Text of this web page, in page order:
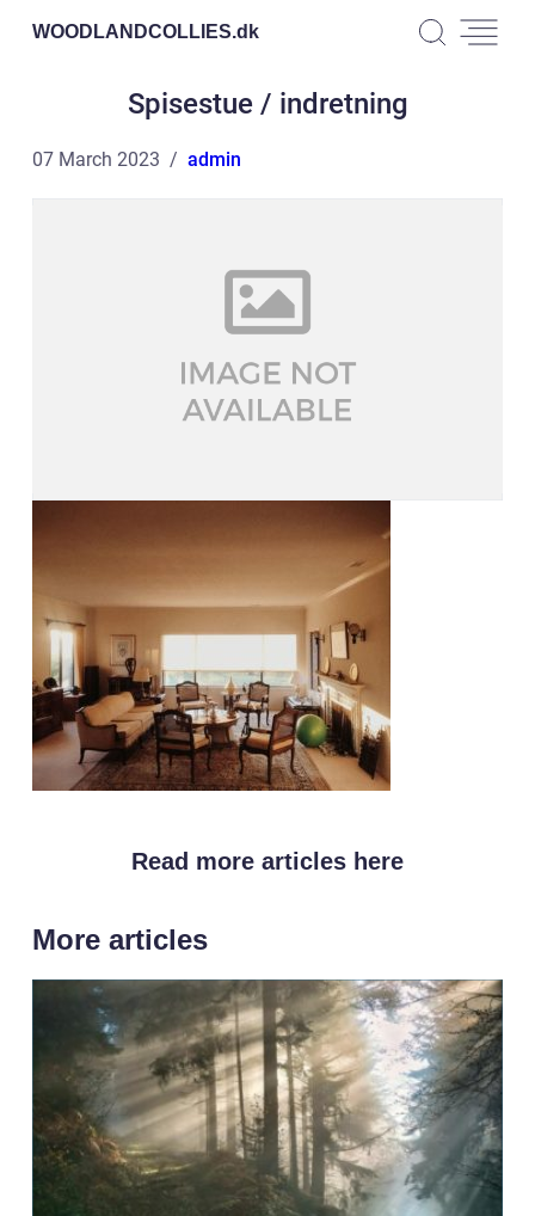
WOODLANDCOLLIES.dk
Spisestue / indretning
07 March 2023 admin
Read more articles here
More articles